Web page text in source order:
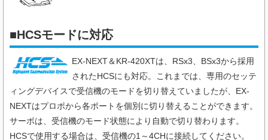
■HCSモードに対応
EX-NEXT＆KR-420XTは、RSx3、BSx3から採用
されたHCSにも対応。これまでは、専用のセッテ
ィングデバイスで受信機のモードを切り替えていましたが、EX-
NEXTはプロポから各ポートを個別に切り替えることができます。
サーボは、受信機のモード状態により自動で切り替わります。
HCSで使用する場合は、受信機の1～4CHに接続してください。